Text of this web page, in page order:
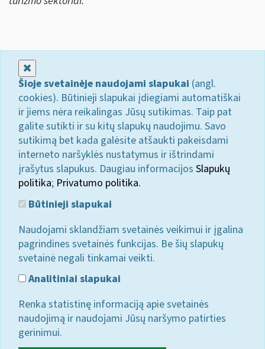
Šioje svetainėje naudojami slapukai (angl.
cookies). Būtinieji slapukai įdiegiami automatiškai
ir jiems nėra reikalingas Jūsų sutikimas. Taip pat
galite sutikti ir su kitų slapukų naudojimu. Savo
sutikimą bet kada galėsite atšaukti pakeisdami
interneto naršyklės nustatymus ir ištrindami
įrašytus slapukus. Daugiau informacijos Slapukų
politika; Privatumo politika.
Būtinieji slapukai
Naudojami sklandžiam svetainės veikimui ir įgalina
pagrindines svetainės funkcijas. Be šių slapukų
svetainė negali tinkamai veikti.
Analitiniai slapukai
Renka statistinę informaciją apie svetainės
naudojimą ir naudojami Jūsų naršymo patirties
gerinimui.